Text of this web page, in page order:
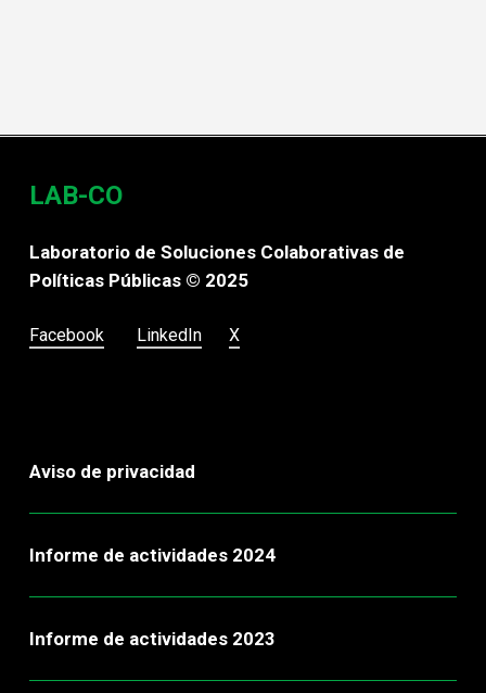
LAB-CO
Laboratorio de Soluciones Colaborativas de
Políticas Públicas © 2025
Facebook LinkedIn X
Aviso de privacidad
Informe de actividades 2024
Informe de actividades 2023